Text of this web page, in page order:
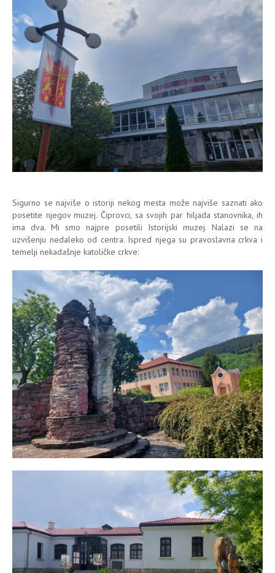
Sigurno se najviše o istoriji nekog mesta može najviše saznati ako
posetite njegov muzej. Čiprovci, sa svojih par hiljada stanovnika, ih
ima dva. Mi smo najpre posetili Istorijski muzej. Nalazi se na
uzvišenju nedaleko od centra. Ispred njega su pravoslavna crkva i
temelji nekadašnje katoličke crkve: